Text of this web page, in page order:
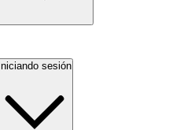
Iniciando sesión